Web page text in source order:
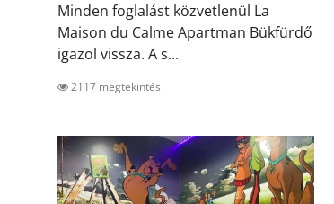
Minden foglalást közvetlenül La
Maison du Calme Apartman Bükfürdő
igazol vissza. A s...
2117 megtekintés